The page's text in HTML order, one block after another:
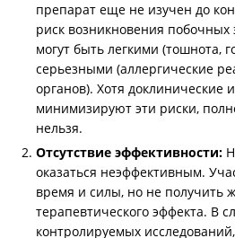
препарат еще не изучен до
риск возникновения побочных
могут быть легкими (тошнота,
серьезными (аллергические
органов). Хотя доклинические
минимизируют эти риски,
нельзя.
Отсутствие эффективности:
оказаться неэффективным.
время и силы, но не получить
терапевтического эффекта. В
контролируемых